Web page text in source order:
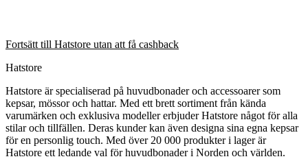
Fortsätt till Hatstore utan att få cashback
Hatstore
Hatstore är specialiserad på huvudbonader och accessoarer som
kepsar, mössor och hattar. Med ett brett sortiment från kända
varumärken och exklusiva modeller erbjuder Hatstore något för alla
stilar och tillfällen. Deras kunder kan även designa sina egna kepsar
för en personlig touch. Med över 20 000 produkter i lager är
Hatstore ett ledande val för huvudbonader i Norden och världen.